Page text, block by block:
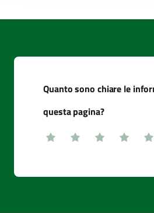
Quanto sono chiare le
questa pagina?